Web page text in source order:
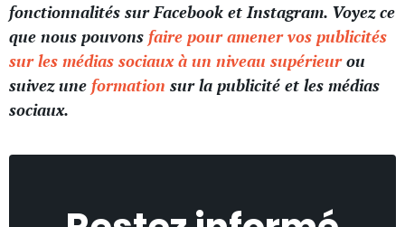
fonctionnalités sur Facebook et Instagram. Voyez ce
que nous pouvons faire pour amener vos publicités
sur les médias sociaux à un niveau supérieurou
suivez une formation sur la publicité et les médias
sociaux.